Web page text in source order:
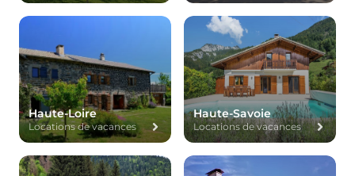
Haute-Loire
Locations de vacances
Haute-Savoie
Locations de vacances